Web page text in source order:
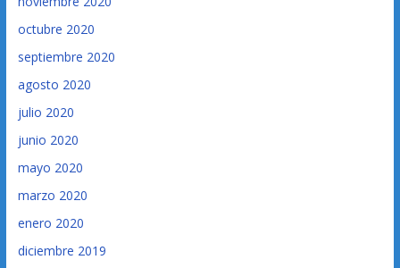
octubre 2020
septiembre 2020
agosto 2020
julio 2020
junio 2020
mayo 2020
marzo 2020
enero 2020
diciembre 2019